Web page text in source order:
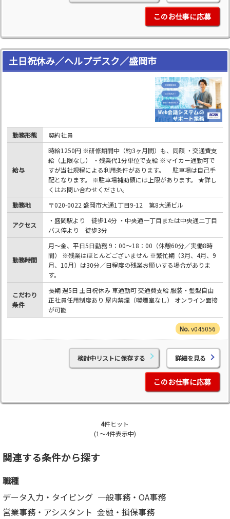
このお仕事に応募
土日祝休み／ヘルプデスク／盛岡市
勤務形態 契約社員
給与
時給1250円 ※研修期間中（約3ヶ月間）も、同額 ・交通費支
給（上限なし） ・残業代1分単位で支給 ※マイカー通勤可で
すが当社規程による利用条件があります。 駐車場は自己手
配となります。 ※駐車場補助額には上限があります。 ★詳し
くはお問い合わせください。
勤務地
〒020-0022 盛岡市大通1丁目9-12 第8大通ビル
アクセス
・盛岡駅より 徒歩14分 ・中央通一丁目または中央通二丁目
バス停より 徒歩3分
勤務時間
月～金、平日5日勤務 9：00～18：00（休憩60分／実働8時
間） ※残業はほとんどございません ※繁忙期（3月、4月、9
月、10月）は30分／日程度の残業お願いする場合がありま
す。
こだわり
条件
長期 週5日 土日祝休み 車通勤可 交通費支給 服装・髪型自由
正社員任用制度あり 屋内禁煙（喫煙室なし） オンライン面接
が可能
v045056
検討中リストに保存する 詳細を見る
このお仕事に応募
4件ヒット
(1～4件表示中)
関連する条件から探す
職種
データ入力・タイピング 一般事務・OA事務
営業事務・アシスタント 金融・損保事務